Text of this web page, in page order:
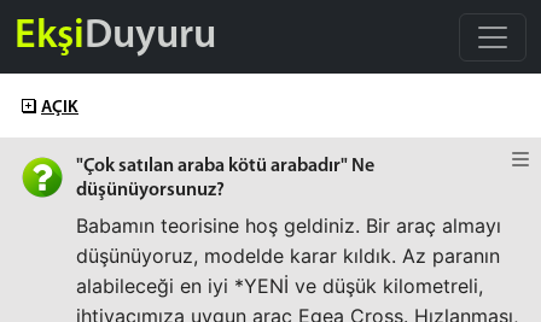
EkşiDuyuru
AÇIK
"Çok satılan araba kötü arabadır" Ne
düşünüyorsunuz?
Babamın teorisine hoş geldiniz. Bir araç almayı
düşünüyoruz, modelde karar kıldık. Az paranın
alabileceği en iyi *YENİ ve düşük kilometreli,
ihtiyacımıza uygun araç Egea Cross. Hızlanması,